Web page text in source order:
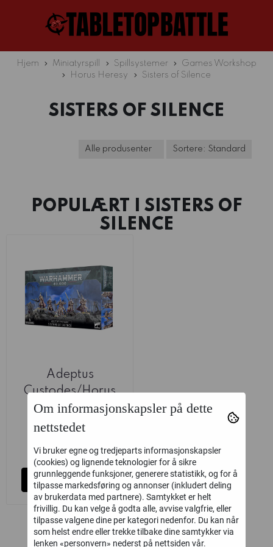
Hjem Miniatyrspill Spillsystemer
Games Workshop
Horus Heresy
Sisters of Silence
SISTERS OF SILENCE
POPULÆRT I SISTERS OF
SILENCE
Adeptus
Custodes/Horus
Heresy: Sisters of
Silence
Games Workshop
på lager
Kjøp
Om informasjonskapsler på dette
nettstedet
Vi bruker egne og tredjeparts informasjonskapsler
(cookies) og lignende teknologier for å sikre
grunnleggende funksjoner, generere statistikk, og for å
tilpasse markedsføring og annonser (inkludert deling
av brukerdata med partnere). Samtykket er helt
frivillig. Du kan velge å godta alle, avvise valgfrie, eller
tilpasse valgene dine per kategori nedenfor. Du kan når
som helst endre eller trekke tilbake dine samtykker via
lenken «personvern» nederst på nettsiden vår.